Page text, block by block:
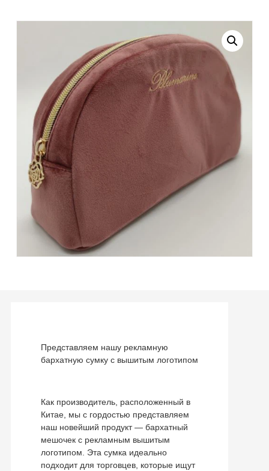
Представляем нашу рекламную
бархатную сумку с вышитым логотипом
Как производитель, расположенный в
Китае, мы с гордостью представляем
наш новейший продукт — бархатный
мешочек с рекламным вышитым
логотипом. Эта сумка идеально
подходит для торговцев, которые ищут